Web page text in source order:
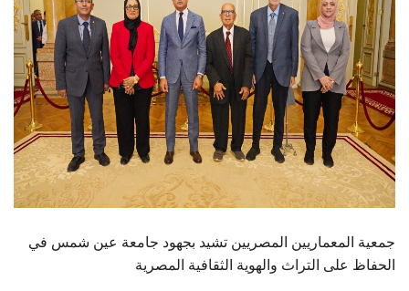
الدراسات العليا
الخريجين
الموظفون
الزائـرون
جمعية المعماريين المصريين تشيد بجهود جامعة عين شمس في
الحفاظ على التراث والهوية الثقافية المصرية